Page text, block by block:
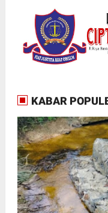
KABAR